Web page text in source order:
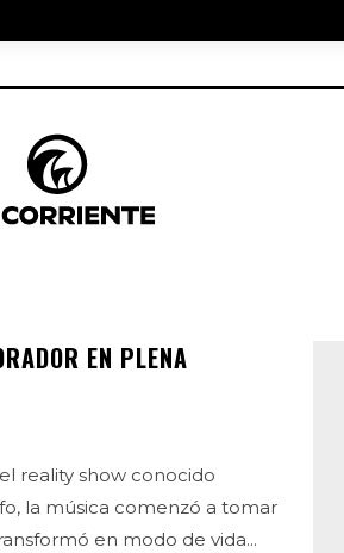
EN PLENA
reality show conocido
la música comenzó a tomar
en modo de vida...